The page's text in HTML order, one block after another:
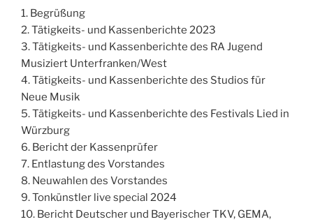
1. Begrüßung
2. Tätigkeits- und Kassenberichte 2023
3. Tätigkeits- und Kassenberichte des RA Jugend
Musiziert Unterfranken/West
4. Tätigkeits- und Kassenberichte des Studios für
Neue Musik
5. Tätigkeits- und Kassenberichte des Festivals Lied in
Würzburg
6. Bericht der Kassenprüfer
7. Entlastung des Vorstandes
8. Neuwahlen des Vorstandes
9. Tonkünstler live special 2024
10. Bericht Deutscher und Bayerischer TKV, GEMA,